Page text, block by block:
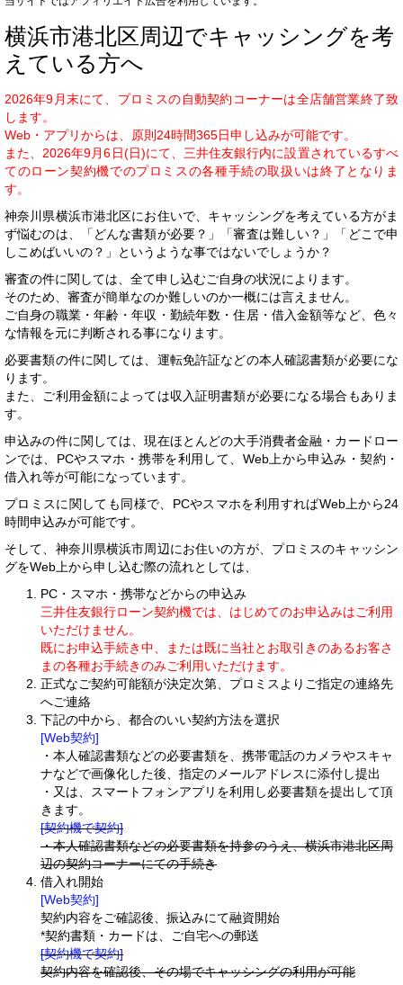
横浜市港北区周辺でキャッシングを考
えている方へ
2026年9月末にて、プロミスの自動契約コーナーは全店舗営業終了致
します。
Web・アプリからは、原則24時間365日申し込みが可能です。
また、2026年9月6日(日)にて、三井住友銀行内に設置されているすべ
てのローン契約機でのプロミスの各種手続の取扱いは終了となりま
す。
神奈川県横浜市港北区にお住いで、キャッシングを考えている方がま
ず悩むのは、「どんな書類が必要？」「審査は難しい？」「どこで申
しこめばいいの？」というような事ではないでしょうか？
審査の件に関しては、全て申し込むご自身の状況によります。
そのため、審査が簡単なのか難しいのか一概には言えません。
ご自身の職業・年齢・年収・勤続年数・住居・借入金額等など、色々
な情報を元に判断される事になります。
必要書類の件に関しては、運転免許証などの本人確認書類が必要にな
ります。
また、ご利用金額によっては収入証明書類が必要になる場合もありま
す。
申込みの件に関しては、現在ほとんどの大手消費者金融・カードロー
ンでは、PCやスマホ・携帯を利用して、Web上から申込み・契約・
借入れ等が可能になっています。
プロミスに関しても同様で、PCやスマホを利用すればWeb上から24
時間申込みが可能です。
そして、神奈川県横浜市周辺にお住いの方が、プロミスのキャッシン
グをWeb上から申し込む際の流れとしては、
PC・スマホ・携帯などからの申込み
三井住友銀行ローン契約機では、はじめてのお申込みはご利用
いただけません。
既にお申込手続き中、または既に当社とお取引きのあるお客さ
まの各種お手続きのみご利用いただけます。
正式なご契約可能額が決定次第、プロミスよりご指定の連絡先
へご連絡
下記の中から、都合のいい契約方法を選択
[Web契約]
・本人確認書類などの必要書類を、携帯電話のカメラやスキャ
ナなどで画像化した後、指定のメールアドレスに添付し提出
・又は、スマートフォンアプリを利用し必要書類を提出して頂
きます。
[契約機で契約]
・本人確認書類などの必要書類を持参のうえ、横浜市港北区周
辺の契約コーナーにての手続き
借入れ開始
[Web契約]
契約内容をご確認後、振込みにて融資開始
*契約書類・カードは、ご自宅への郵送
[契約機で契約]
契約内容を確認後、その場でキャッシングの利用が可能